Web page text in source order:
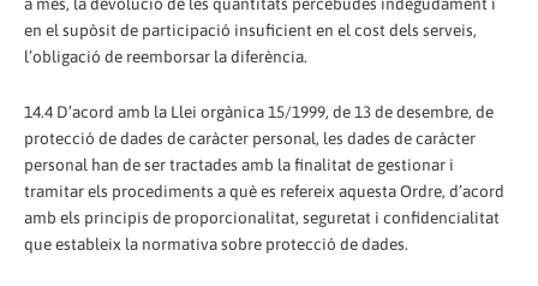
en el supòsit de participació insuficient en el cost dels serveis,
l’obligació de reemborsar la diferència.
14.4 D’acord amb la Llei orgànica 15/1999, de 13 de desembre, de
protecció de dades de caràcter personal, les dades de caràcter
personal han de ser tractades amb la finalitat de gestionar i
tramitar els procediments a què es refereix aquesta Ordre, d’acord
amb els principis de proporcionalitat, seguretat i confidencialitat
que estableix la normativa sobre protecció de dades.